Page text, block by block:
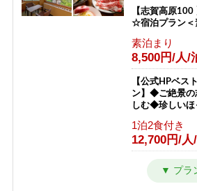
朝食のみ
6,800円/人/
【横手山スカイ
きプラン★標高
一望「日本最
1泊2食付き
12,300円/
【ホタル鑑賞】
の幻想的な乱舞
【星空観賞】
1泊2食付き
【志賀高原
☆宿泊プラン＜
素泊まり
8,500円/人/
【公式HPベス
ン】◆ご絶景の
しむ◆珍しい
1泊2食付き
12,700円/人
【公式ベスト
一泊二食付】